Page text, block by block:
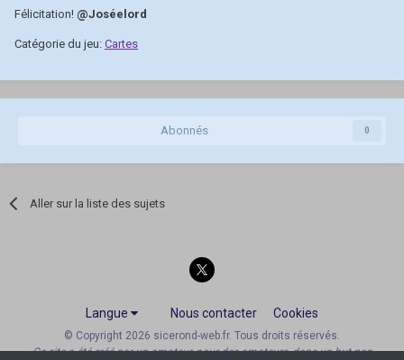
Félicitation! @Joséelord
Catégorie du jeu: Cartes
Abonnés 0
Aller sur la liste des sujets
Langue Nous contacter Cookies
© Copyright 2026 sicerond-web.fr. Tous droits réservés.
Ce site a été créé par un amateur, pour des amateurs, dans un but non